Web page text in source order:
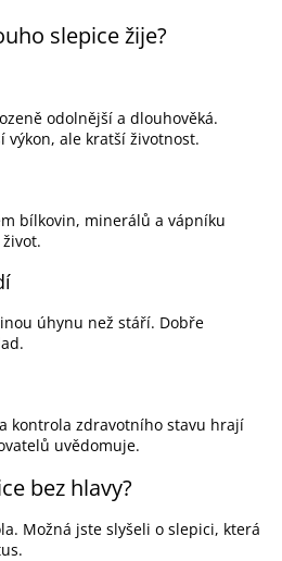
slepice žije?
odolnější a dlouhověká.
výkon, ale kratší životnost.
bílkovin, minerálů a vápníku
úhynu než stáří. Dobře
kontrola zdravotního stavu hrají
uvědomuje.
bez hlavy?
Možná jste slyšeli o slepici, která